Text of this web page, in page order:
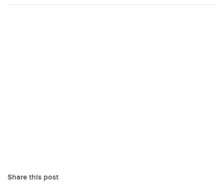
Share this post